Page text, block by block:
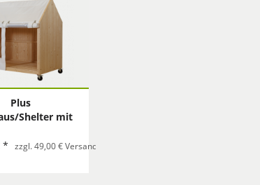
Bestellung
Plus
Shelter mit
* zzgl. 49,00 € Versand mit Spedition pro Bestellung